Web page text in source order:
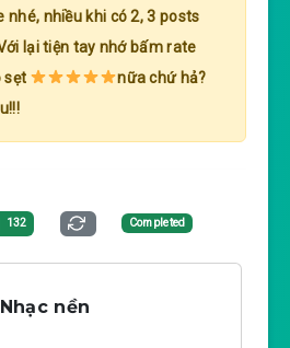
nhiều khi có 2, 3 posts
lại tiện tay nhớ bấm rate
sẹt
nữa chứ hả?
132 Completed
Nhạc nền